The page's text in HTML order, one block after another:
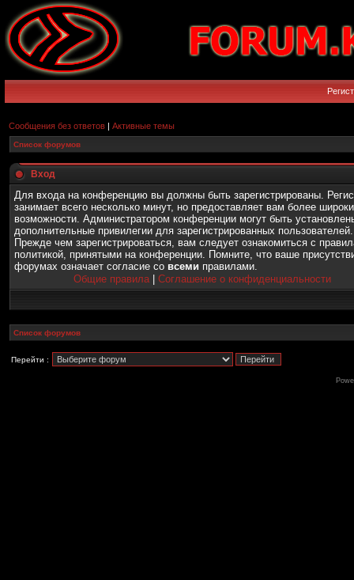
Сообщения без ответов | Активные темы
Список форумов
Вход
Для входа на конференцию вы должны быть зарегистрированы.
занимает всего несколько минут, но предоставляет вам более
возможности. Администратором конференции могут быть
дополнительные привилегии для зарегистрированных пользователей.
Прежде чем зарегистрироваться, вам следует ознакомиться с
политикой, принятыми на конференции. Помните, что ваше
форумах означает согласие со всеми правилами.
Общие правила
Соглашение о конфиденциальности
Список форумов
Перейти :